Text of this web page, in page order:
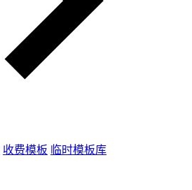
收费模板 临时模板库